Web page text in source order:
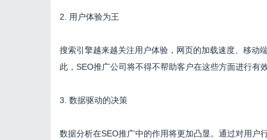
2. 用户体验为王
搜索引擎越来越关注用户体验，网页的加载速度、移动
此，SEO推广公司将不得不帮助客户在这些方面进行有
3. 数据驱动的决策
数据分析在SEO推广中的作用将更加凸显。通过对用户